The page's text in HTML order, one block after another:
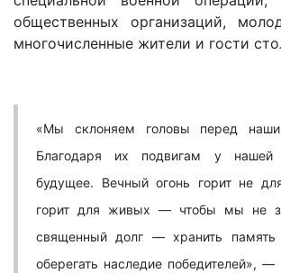
общественных организаций,
многочисленные жители и гости
«Мы склоняем головы перед
Благодаря их подвигам у нашей
будущее. Вечный огонь горит не
горит для живых — чтобы мы не
священный долг — хранить
оберегать наследие победителей», —